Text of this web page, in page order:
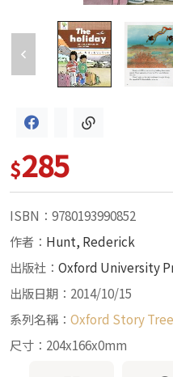
$285
ISBN：9780193990852
作者： Hunt, Rederick
出版社： Oxford University
出版日期：2014/10/15
系列名稱： Oxford Story
尺寸：204x166x0mm